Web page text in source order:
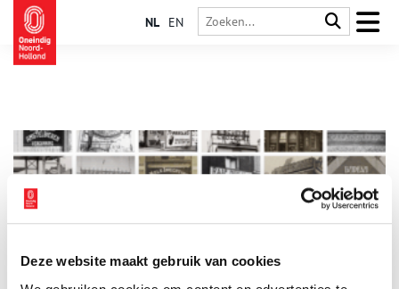
Deze website maakt gebruik van cookies
NL EN